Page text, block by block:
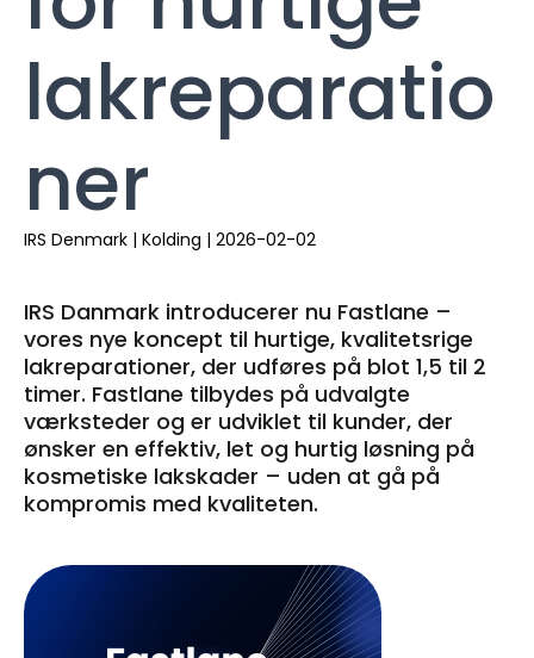
lakreparatio
ner
IRS Denmark | Kolding | 2026-02-02
IRS Danmark introducerer nu Fastlane –
vores nye koncept til hurtige, kvalitetsrige
lakreparationer, der udføres på blot 1,5 til 2
timer. Fastlane tilbydes på udvalgte
værksteder og er udviklet til kunder, der
ønsker en effektiv, let og hurtig løsning på
kosmetiske lakskader – uden at gå på
kompromis med kvaliteten.